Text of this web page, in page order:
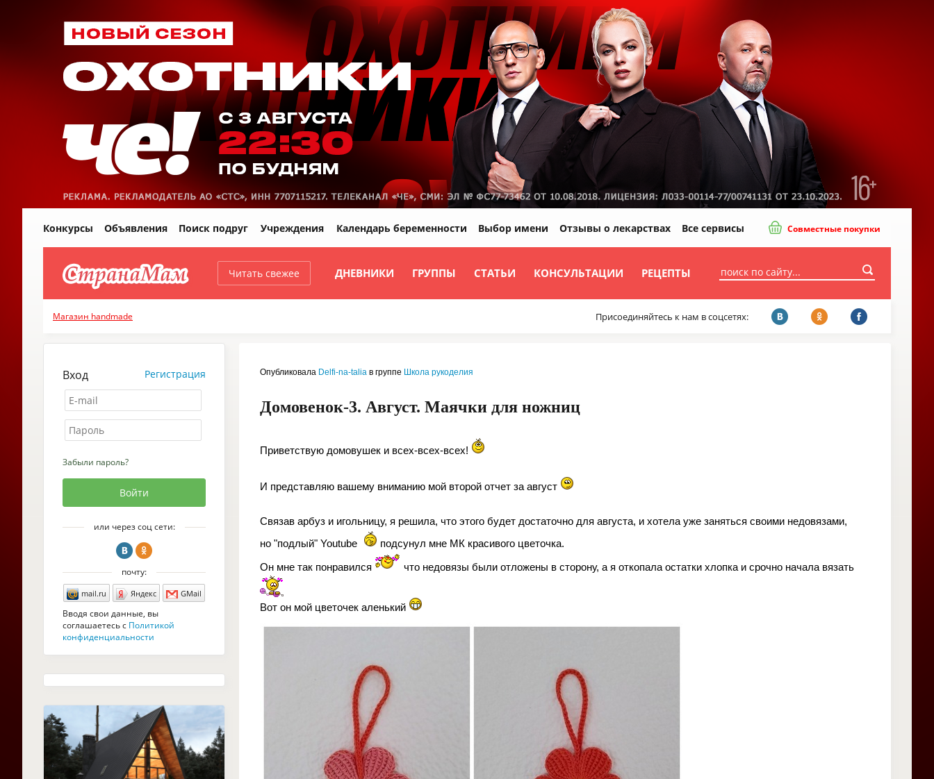
Читать свежее ДНЕВНИКИ ГРУППЫ СТАТЬИ КОНСУЛЬТАЦИИ РЕЦЕПТЫ
Конкурсы Объявления Поиск подруг Учреждения Календарь беременности Выбор имени Отзывы о лекарствах Все сервисы Совместные покупки
Магазин handmade Присоединяйтесь к нам в соцсетях:
Опубликовала Delfi-na-talia в группе Школа рукоделия
Домовенок-3. Август. Маячки для ножниц
Приветствую домовушек и всех-всех-всех!
И представляю вашему вниманию мой второй отчет за август
Связав арбуз и игольницу, я решила, что этого будет достаточно для августа, и хотела уже заняться своими недовязами,
но "подлый" Youtube
подсунул мне МК красивого цветочка.
Он мне так понравился
что недовязы были отложены в сторону, а я откопала остатки хлопка и срочно начала вязать
Вот он мой цветочек аленький
Вход Регистрация
Забыли пароль?
или через соц сети:
почту:
mail.ru Яндекс GMail
Вводя свои данные, вы
соглашаетесь с Политикой
конфиденциальности